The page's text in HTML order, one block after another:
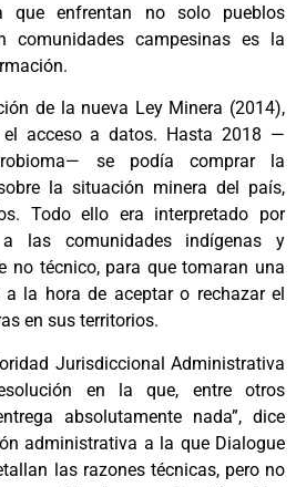
que enfrentan no solo pueblos
comunidades campesinas es la
de la nueva Ley Minera (2014),
acceso a datos. Hasta 2018 —
se podía comprar la
la situación minera del país,
Todo ello era interpretado por
las comunidades indígenas y
no técnico, para que tomaran una
la hora de aceptar o rechazar el
en sus territorios.
Jurisdiccional Administrativa
en la que, entre otros
absolutamente nada”, dice
administrativa a la que Dialogue
las razones técnicas, pero no